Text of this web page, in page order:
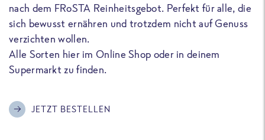
nach dem FRoSTA Reinheitsgebot. Perfekt für alle, die
sich bewusst ernähren und trotzdem nicht auf Genuss
verzichten wollen.
Alle Sorten hier im Online Shop oder in deinem
Supermarkt zu finden.
JETZT BESTELLEN